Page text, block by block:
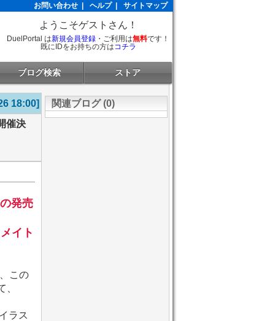
お問い合わせ ヘルプ| サイトマップ
ようこそゲストさん！
DuelPortal は新規会員登録 ・ご利用は無料です！
既にIDをお持ちの方はコチラ
ブログ検索 ストア
関連ブログ (0)
18:00]
催決
発売
イト
この
ラス